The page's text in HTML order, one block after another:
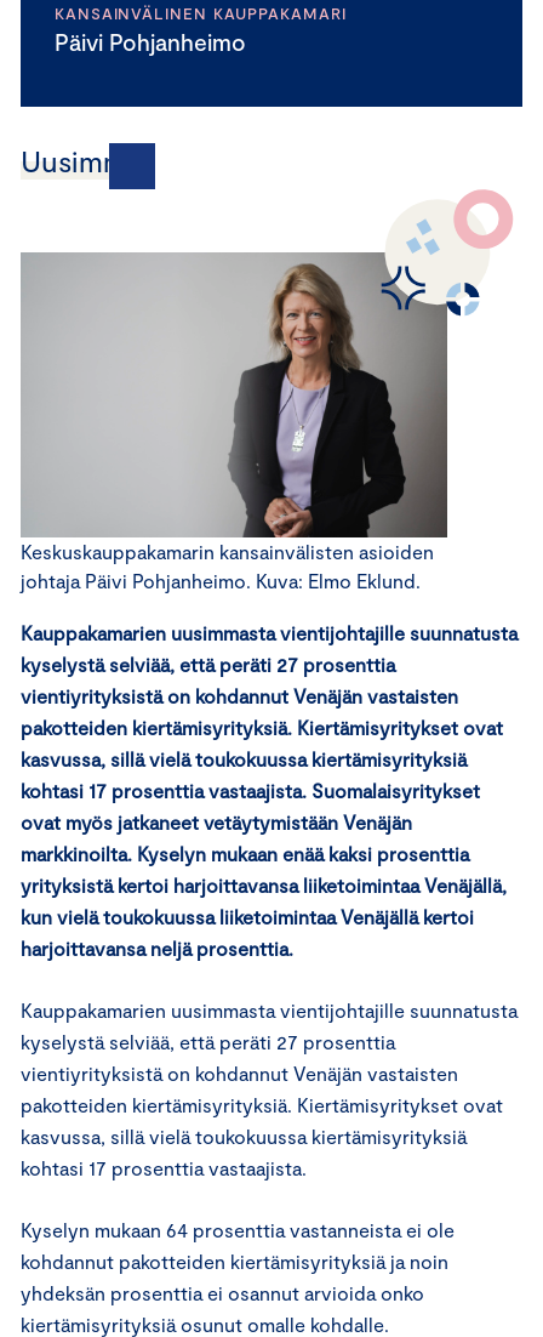
KANSAINVÄLINEN KAUPPAKAMARI
Päivi Pohjanheimo
Uusimmat
Keskuskauppakamarin kansainvälisten asioiden
johtaja Päivi Pohjanheimo. Kuva: Elmo Eklund.
Kauppakamarien uusimmasta vientijohtajille suunnatusta
kyselystä selviää, että peräti 27 prosenttia
vientiyrityksistä on kohdannut Venäjän vastaisten
pakotteiden kiertämisyrityksiä. Kiertämisyritykset ovat
kasvussa, sillä vielä toukokuussa kiertämisyrityksiä
kohtasi 17 prosenttia vastaajista. Suomalaisyritykset
ovat myös jatkaneet vetäytymistään Venäjän
markkinoilta. Kyselyn mukaan enää kaksi prosenttia
yrityksistä kertoi harjoittavansa liiketoimintaa Venäjällä,
kun vielä toukokuussa liiketoimintaa Venäjällä kertoi
harjoittavansa neljä prosenttia.
Kauppakamarien uusimmasta vientijohtajille suunnatusta
kyselystä selviää, että peräti 27 prosenttia
vientiyrityksistä on kohdannut Venäjän vastaisten
pakotteiden kiertämisyrityksiä. Kiertämisyritykset ovat
kasvussa, sillä vielä toukokuussa kiertämisyrityksiä
kohtasi 17 prosenttia vastaajista.
Kyselyn mukaan 64 prosenttia vastanneista ei ole
kohdannut pakotteiden kiertämisyrityksiä ja noin
yhdeksän prosenttia ei osannut arvioida onko
kiertämisyrityksiä osunut omalle kohdalle.